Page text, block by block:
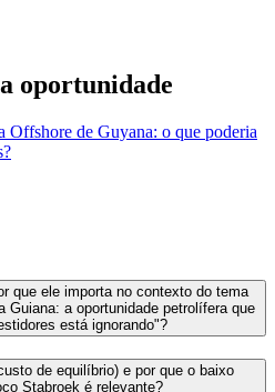
oportunidade
Offshore de Guyana: o que poderia
que ele importa no contexto do tema
Guiana: a oportunidade petrolífera que
está ignorando"?
de equilíbrio) e por que o baixo
Stabroek é relevante?